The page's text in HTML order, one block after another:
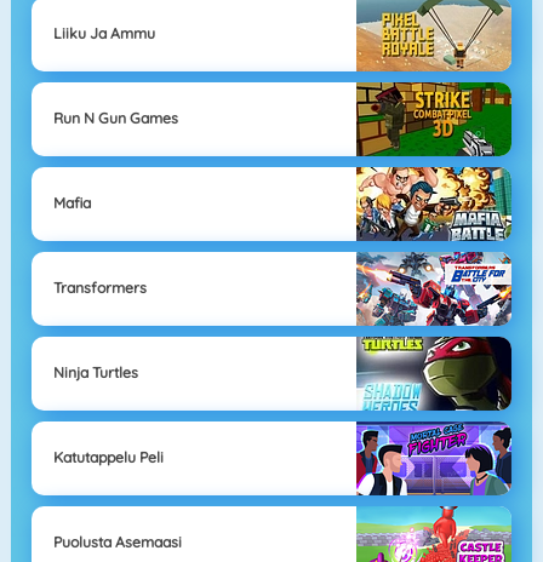
Liiku Ja Ammu
Run N Gun Games
Mafia
Transformers
Ninja Turtles
Katutappelu Peli
Puolusta Asemaasi